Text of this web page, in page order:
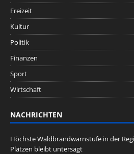
Freizeit
Kultur
Politik
Finanzen
Sport
Wirtschaft
NACHRICHTEN
Höchste Waldbrandwarnstufe in der
Plätzen bleibt untersagt